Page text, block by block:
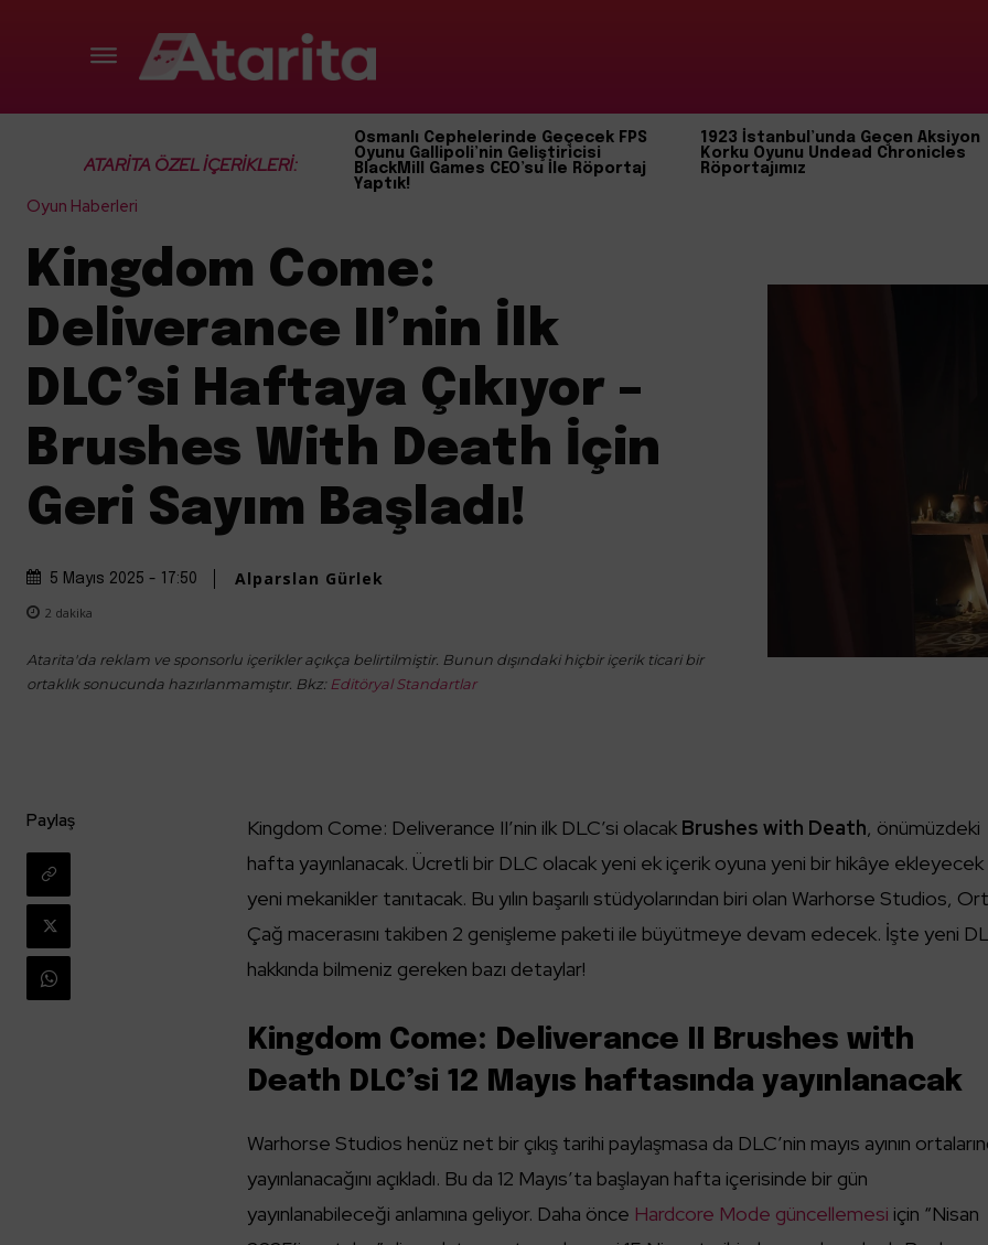
ATARİTA ÖZEL İÇERİKLERİ:
Osmanlı Cephelerinde Geçecek FPS
Oyunu Gallipoli’nin Geliştiricisi
BlackMill Games CEO’su İle Röportaj
Yaptık!
1923 İstanbul’unda Geçen Aksiyon
Korku Oyunu Undead Chronicles
Röportajımız
Oyun Haberleri
Kingdom Come:
Deliverance II’nin İlk
DLC’si Haftaya Çıkıyor –
Brushes With Death İçin
Geri Sayım Başladı!
5 Mayıs 2025 - 17:50 Alparslan Gürlek
2 dakika
Atarita'da reklam ve sponsorlu içerikler açıkça belirtilmiştir. Bunun dışındaki hiçbir içerik ticari bir
ortaklık sonucunda hazırlanmamıştır. Bkz: Editöryal Standartlar
Paylaş Kingdom Come: Deliverance II’nin ilk DLC’si olacak Brushes with Death, önümüzdeki
hafta yayınlanacak. Ücretli bir DLC olacak yeni ek içerik oyuna yeni bir hikâye
yeni mekanikler tanıtacak. Bu yılın başarılı stüdyolarından biri olan Warhorse Studios,
Çağ macerasını takiben 2 genişleme paketi ile büyütmeye devam edecek. İşte yeni
hakkında bilmeniz gereken bazı detaylar!
Kingdom Come: Deliverance II Brushes with
Death DLC’si 12 Mayıs haftasında yayınlanacak
Warhorse Studios henüz net bir çıkış tarihi paylaşmasa da DLC’nin mayıs ayının
yayınlanacağını açıkladı. Bu da 12 Mayıs’ta başlayan hafta içerisinde bir gün
yayınlanabileceği anlamına geliyor. Daha önce Hardcore Mode güncellemesi için “Nisan